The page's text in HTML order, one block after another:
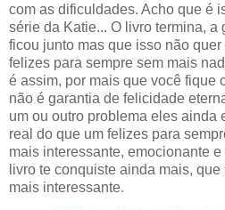
com as dificuldades. Acho que é
série da Katie... O livro termina, a
ficou junto mas que isso não
felizes para sempre sem mais
é assim, por mais que você fique
não é garantia de felicidade
um ou outro problema eles ainda
real do que um felizes para
mais interessante, emocionante
livro te conquiste ainda mais,
mais interessante.